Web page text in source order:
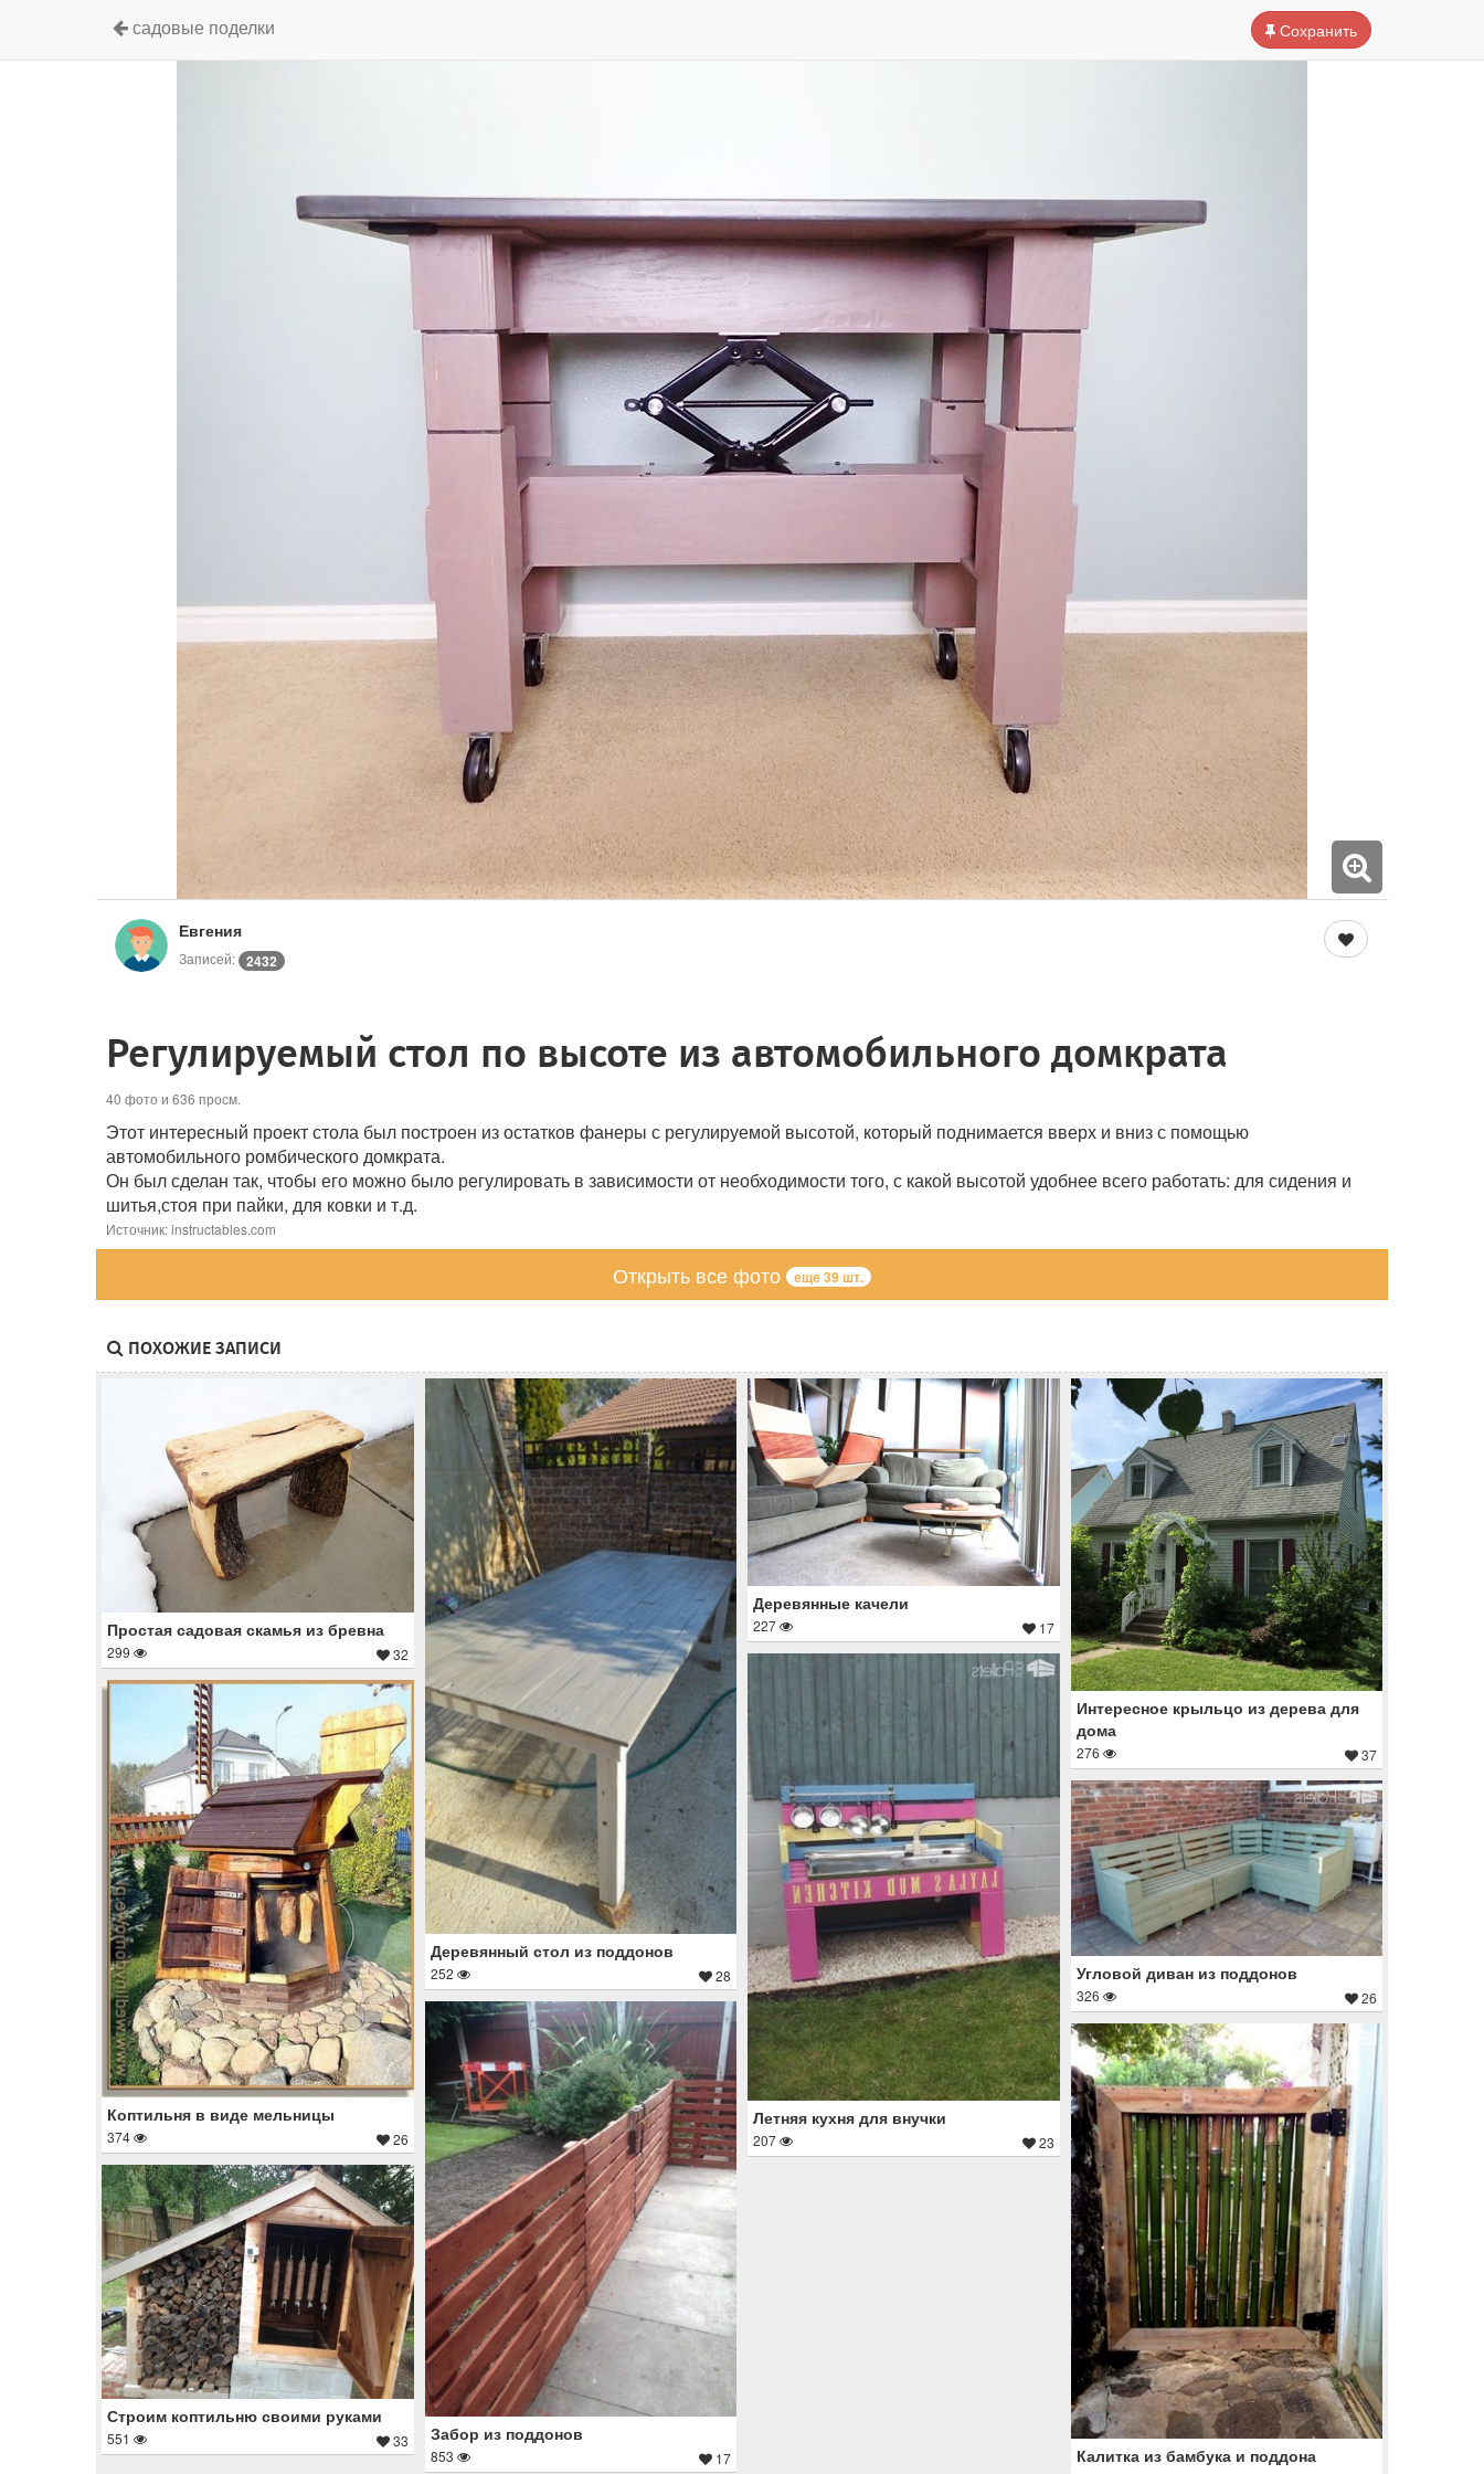
Сохранить
садовые поделки
Евгения
Записей: 2432
Регулируемый стол по высоте из автомобильного домкрата
40 фото и 636 просм.
Этот интересный проект стола был построен из остатков фанеры с регулируемой высотой, который поднимается вверх и вниз с помощью
автомобильного ромбического домкрата.
Он был сделан так, чтобы его можно было регулировать в зависимости от необходимости того, с какой высотой удобнее всего работать: для сидения и
шитья,стоя при пайки, для ковки и т.д.
Источник: instructables.com
Открыть все фото еще 39 шт.
ПОХОЖИЕ ЗАПИСИ
Простая садовая скамья из бревна
299 32
Деревянный стол из поддонов
252 28
Деревянные качели
227 17
Интересное крыльцо из дерева для
дома
276 37
Летняя кухня для внучки
207 23
Коптильня в виде мельницы
374 26
Угловой диван из поддонов
326 26
Забор из поддонов
853 17 Калитка из бамбука и поддона
Строим коптильню своими руками
551 33